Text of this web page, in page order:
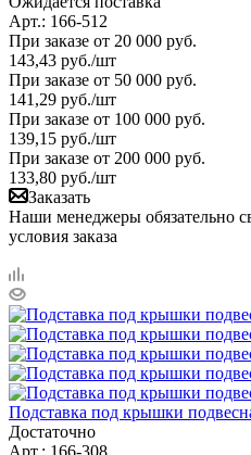
Арт.: 166-512
При заказе от 20 000 руб.
143,43 руб./шт
При заказе от 50 000 руб.
141,29 руб./шт
При заказе от 100 000 руб.
139,15 руб./шт
При заказе от 200 000 руб.
133,80 руб./шт
Заказать
Наши менеджеры обязательно
условия заказа
Подставка под крышки
Достаточно
Арт.: 166-308